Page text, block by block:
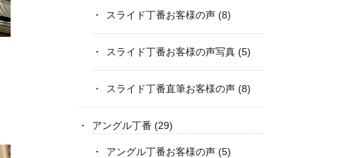
スライド丁番お客様の声(8)
スライド丁番お客様の声写真(5)
スライド丁番直筆お客様の声(8)
アングル丁番 (29)
アングル丁番お客様の声(5)